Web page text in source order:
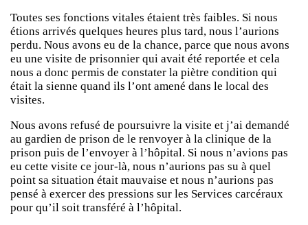
Toutes ses fonctions vitales étaient très faibles. Si nous
étions arrivés quelques heures plus tard, nous l’aurions
perdu. Nous avons eu de la chance, parce que nous avons
eu une visite de prisonnier qui avait été reportée et cela
nous a donc permis de constater la piètre condition qui
était la sienne quand ils l’ont amené dans le local des
visites.
Nous avons refusé de poursuivre la visite et j’ai demandé
au gardien de prison de le renvoyer à la clinique de la
prison puis de l’envoyer à l’hôpital. Si nous n’avions pas
eu cette visite ce jour-là, nous n’aurions pas su à quel
point sa situation était mauvaise et nous n’aurions pas
pensé à exercer des pressions sur les Services carcéraux
pour qu’il soit transféré à l’hôpital.